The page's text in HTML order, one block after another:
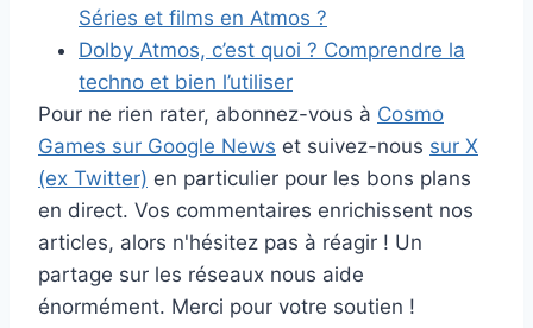
Séries et films en Atmos ?
Dolby Atmos, c’est quoi ? Comprendre la
techno et bien l’utiliser
Pour ne rien rater, abonnez-vous à Cosmo
Games sur Google News et suivez-nous sur X
(ex Twitter) en particulier pour les bons plans
en direct. Vos commentaires enrichissent nos
articles, alors n'hésitez pas à réagir ! Un
partage sur les réseaux nous aide
énormément. Merci pour votre soutien !